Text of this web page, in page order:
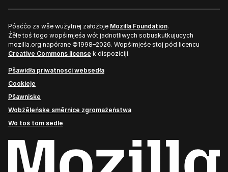
Pósććo za wše wužytnej załožbje Mozilla Foundation.
Źěle toś togo wopśimjeśa wót jadnotliwych sobuskutkujucych
mozilla.org napórane ©1998–2026. Wopśimjeśe stoj pód licencu
Creative Commons license k dispoziciji.
Pšawidła priwatnosći websedła
Cookieje
Pšawniske
Wobźěleńske směrnice zgromaźeństwa
Wó toś tom sedle